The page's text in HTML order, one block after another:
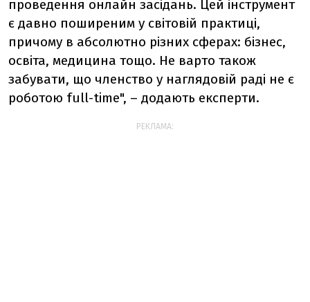
проведення онлайн засідань. Цей інструмент
є давно поширеним у світовій практиці,
причому в абсолютно різних сферах: бізнес,
освіта, медицина тощо. Не варто також
забувати, що членство у наглядовій раді не є
роботою full-time", – додають експерти.
РЕКЛАМА: